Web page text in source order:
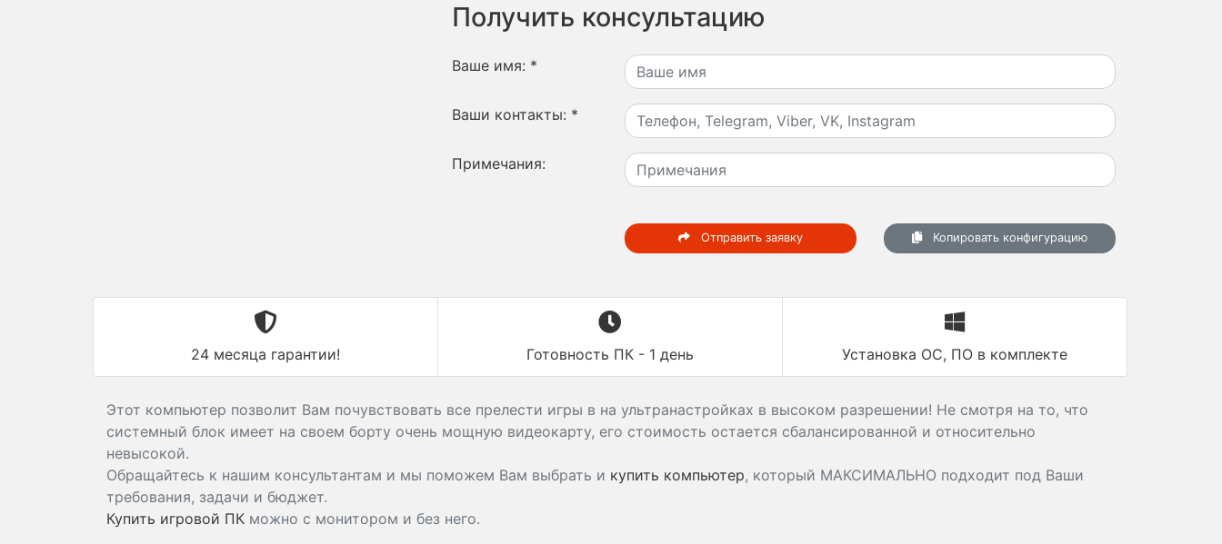
Получить консультацию
Ваше имя: *
Ваши контакты: *
Примечания:
Отправить заявку Копировать конфигурацию
24 месяца гарантии! Готовность ПК - 1 день Установка ОС, ПО в комплекте
Этот компьютер позволит Вам почувствовать все прелести игры в на ультранастройках в высоком разрешении! Не смотря на то, что
системный блок имеет на своем борту очень мощную видеокарту, его стоимость остается сбалансированной и относительно
невысокой.
Обращайтесь к нашим консультантам и мы поможем Вам выбрать и купить компьютер, который МАКСИМАЛЬНО подходит под Ваши
требования, задачи и бюджет.
Купить игровой ПК можно с монитором и без него.